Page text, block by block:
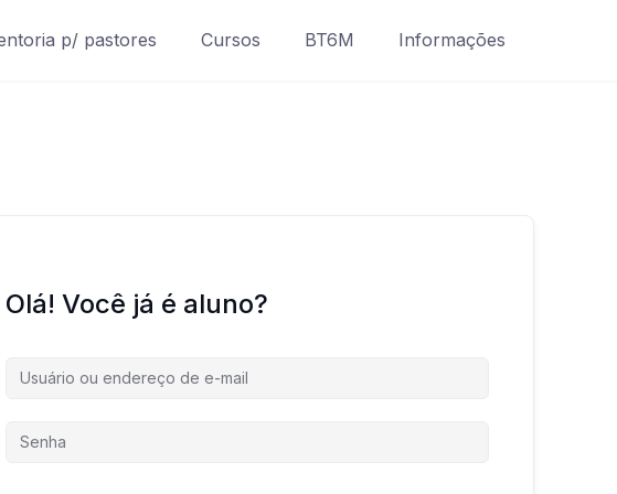
p/ pastores Cursos BT6M Informações
Olá! Você já é aluno?